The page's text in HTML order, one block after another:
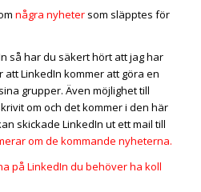
några nyhetersom släpptes för
så har du säkert hört att jag har
LinkedIn kommer att göra en
grupper. Även möjlighet till
om och det kommer i den här
skickade LinkedIn ut ett mail till
om de kommande nyheterna.
på LinkedIn du behöver ha koll